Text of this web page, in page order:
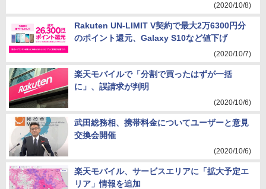
(2020/10/8)
Rakuten UN-LIMIT V契約で最大2万6300円分
のポイント還元、Galaxy S10など値下げ
(2020/10/7)
楽天モバイルで「分割で買ったはずが一括
に」、誤請求が判明
(2020/10/6)
武田総務相、携帯料金についてユーザーと意見
交換会開催
(2020/10/6)
楽天モバイル、サービスエリアに「拡大予定エ
リア」情報を追加